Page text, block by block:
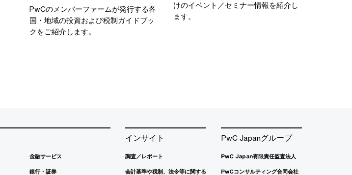
PwCのメンバーファームが発行する各
国・地域の投資および税制ガイドブッ
クをご紹介します。
けのイベント／セミナー情報を紹介し
ます。
金融サービス
銀行・証券
インサイト
調査／レポート
会計基準や税制、法令等に関する
PwC Japanグループ
PwC Japan有限責任監査法人
PwCコンサルティング合同会社